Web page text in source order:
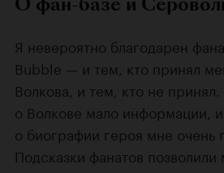
Я невероятно благодарен
Bubble — и тем, кто принял
Волкова, и тем, кто не
о Волкове мало информации,
о биографии героя мне очень
Подсказки фанатов позволили